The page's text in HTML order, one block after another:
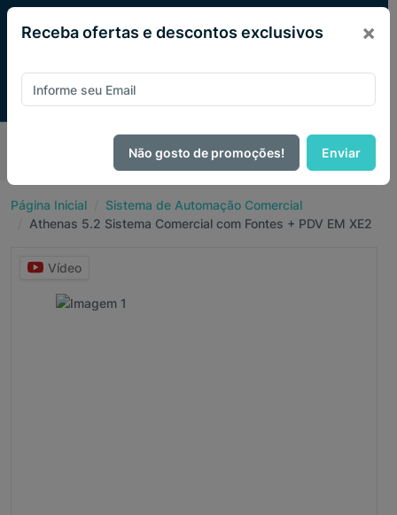
PIX e ganhe 14% OFF em todo o site no mês
de Agosto.
Página Inicial
Sistema de Automação Comercial
Athenas 5.2 Sistema Comercial com Fontes + PDV EM XE2
Vídeo
Receba ofertas e descontos exclusivos ×
Não gosto de promoções! Enviar